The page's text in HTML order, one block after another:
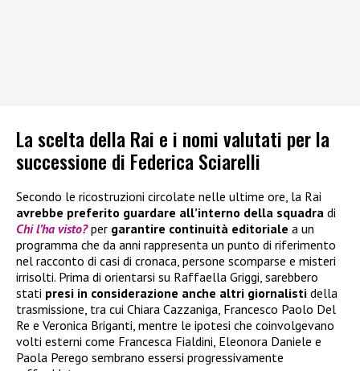
La scelta della Rai e i nomi valutati per la
successione di Federica Sciarelli
Secondo le ricostruzioni circolate nelle ultime ore, la Rai
avrebbe preferito guardare all’interno della squadra di
Chi l’ha visto? per garantire continuità editoriale a un
programma che da anni rappresenta un punto di riferimento
nel racconto di casi di cronaca, persone scomparse e misteri
irrisolti. Prima di orientarsi su Raffaella Griggi, sarebbero
stati presi in considerazione anche altri giornalisti della
trasmissione, tra cui Chiara Cazzaniga, Francesco Paolo Del
Re e Veronica Briganti, mentre le ipotesi che coinvolgevano
volti esterni come Francesca Fialdini, Eleonora Daniele e
Paola Perego sembrano essersi progressivamente